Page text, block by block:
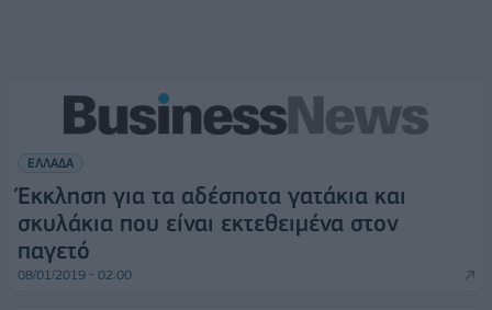
ΕΛΛΑΔΑ
Έκκληση για τα αδέσποτα γατάκια και
σκυλάκια που είναι εκτεθειμένα στον
παγετό
08/01/2019 - 02:00